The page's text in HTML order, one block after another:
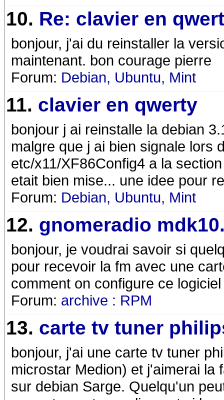
10. Re: clavier en
bonjour, j'ai du reinstaller la
maintenant. bon courage pierre
Forum: Debian, Ubuntu, Mint
11. clavier en qwerty
bonjour j ai reinstalle la debian
malgre que j ai bien signale lors
etc/x11/XF86Config4 a la
etait bien mise... une idee pour
Forum: Debian, Ubuntu, Mint
12. gnomeradio
bonjour, je voudrai savoir si
pour recevoir la fm avec une
comment on configure ce
Forum: archive : RPM
13. carte tv tuner
bonjour, j'ai une carte tv tuner
microstar Medion) et j'aimerai la
sur debian Sarge. Quelqu'un